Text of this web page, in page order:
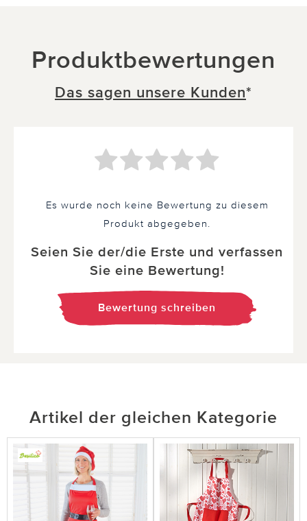
Produktbewertungen
Das sagen unsere Kunden*
Es wurde noch keine Bewertung zu diesem
Produkt abgegeben.
Seien Sie der/die Erste und verfassen
Sie eine Bewertung!
Bewertung schreiben
Artikel der gleichen Kategorie